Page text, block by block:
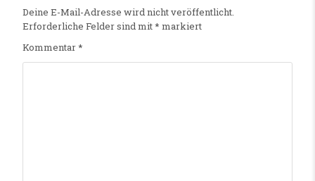
Deine E-Mail-Adresse wird nicht veröffentlicht.
Erforderliche Felder sind mit* markiert
Kommentar*